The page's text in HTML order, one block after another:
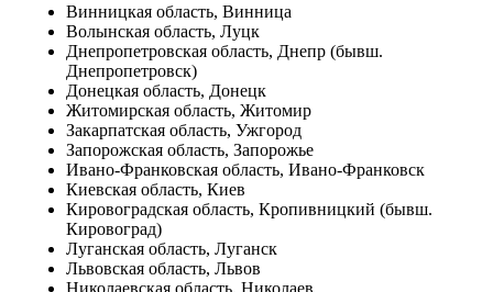
Винницкая область, Винница
Волынская область, Луцк
Днепропетровская область, Днепр (бывш.
Днепропетровск)
Донецкая область, Донецк
Житомирская область, Житомир
Закарпатская область, Ужгород
Запорожская область, Запорожье
Ивано-Франковская область, Ивано-Франковск
Киевская область, Киев
Кировоградская область, Кропивницкий (бывш.
Кировоград)
Луганская область, Луганск
Львовская область, Львов
Николаевская область, Николаев